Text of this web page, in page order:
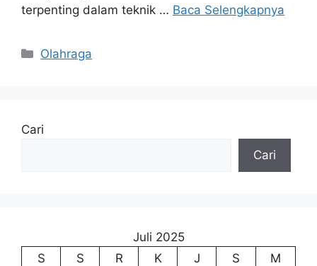
terpenting dalam teknik … Baca Selengkapnya
Kategori
Olahraga
Cari
Cari
Juli 2025
S
S R K J S
M